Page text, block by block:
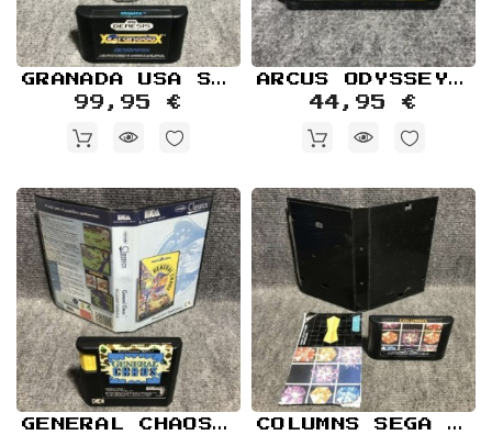
Retro
Informática
Videojuegos GRANADA USA SEGA GENESIS MEGA DRIVE
99,95 €
ARCUS ODYSSEY JAP SEGA MEGA DRIVE
44,95 €
GENERAL CHAOS SEGA MEGA DRIVE COLUMNS SEGA MEGA DRIVE